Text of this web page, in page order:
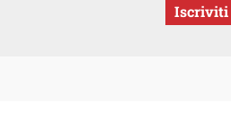
Iscriviti